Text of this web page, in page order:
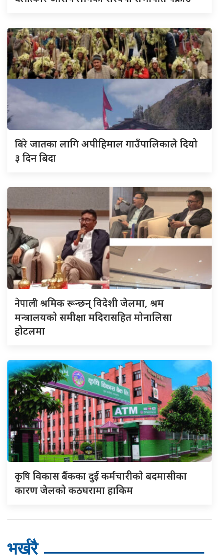
बिरेजातका लागि अपीहिमाल गाउँपालिकाले दियो
३ दिन बिदा
नेपालीश्रमिक रून्छन् विदेशी जेलमा, श्रम
मन्त्रालयको समीक्षा मदिरासहित मोनालिसा
होटलमा
कृषिविकास बैंकका दुई कर्मचारीकाे बदमासीका
कारण जेलको कठघरामा हाकिम
भर्खरै